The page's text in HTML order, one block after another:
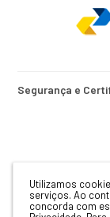
Utilizamos
serviços. Ao
concorda com
Segurança e
Razão Social:
12.385.402.0001/